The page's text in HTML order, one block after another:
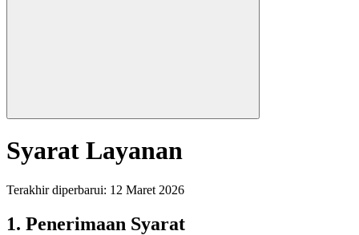
Syarat Layanan
Terakhir diperbarui: 12 Maret 2026
1. Penerimaan Syarat